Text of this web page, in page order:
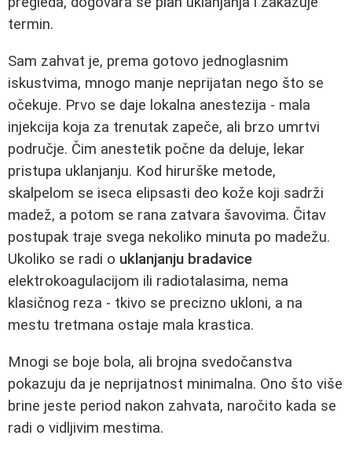
termin.
Sam zahvat je, prema gotovo jednoglasnim
iskustvima, mnogo manje neprijatan nego što se
očekuje. Prvo se daje lokalna anestezija - mala
injekcija koja za trenutak zapeče, ali brzo umrtvi
područje. Čim anestetik počne da deluje, lekar
pristupa uklanjanju. Kod hirurške metode,
skalpelom se iseca elipsasti deo kože koji sadrži
madež, a potom se rana zatvara šavovima. Čitav
postupak traje svega nekoliko minuta po madežu.
Ukoliko se radi o uklanjanju bradavice
elektrokoagulacijom ili radiotalasima, nema
klasičnog reza - tkivo se precizno ukloni, a na
mestu tretmana ostaje mala krastica.
Mnogi se boje bola, ali brojna svedočanstva
pokazuju da je neprijatnost minimalna. Ono što više
brine jeste period nakon zahvata, naročito kada se
radi o vidljivim mestima.